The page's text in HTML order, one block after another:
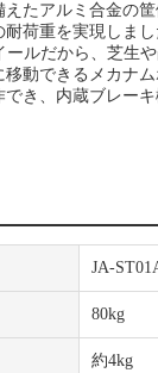
たアルミ合金の
荷重を実現しまし
ールだから、芝生
移動できるメカナ
でき、内蔵ブレー
JA-
80kg
約4kg